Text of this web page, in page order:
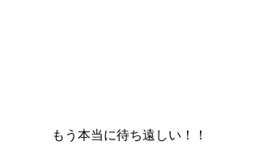
もう本当に待ち遠しい！！